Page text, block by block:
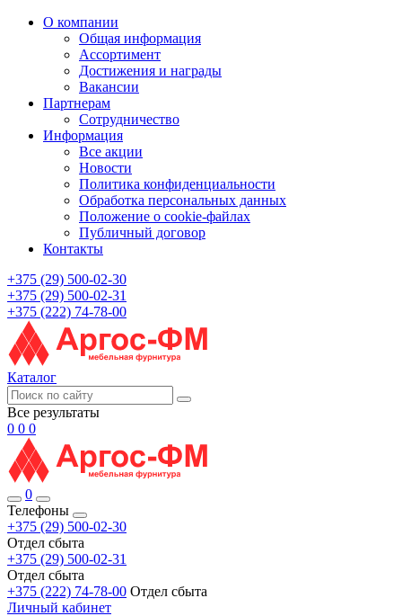
О компании
Общая информация
Ассортимент
Достижения и награды
Вакансии
Партнерам
Сотрудничество
Информация
Все акции
Новости
Политика конфиденциальности
Обработка персональных данных
Положение о cookie-файлах
Публичный договор
Контакты
+375 (29) 500-02-30
+375 (29) 500-02-31
+375 (222) 74-78-00
Каталог
Все результаты
0 0 0
0
Телефоны
+375 (29) 500-02-30
Отдел сбыта
+375 (29) 500-02-31
Отдел сбыта
+375 (222) 74-78-00 Отдел сбыта
Личный кабинет